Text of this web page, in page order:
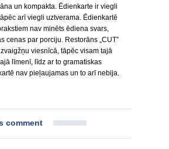
un kompakta. Ēdienkarte ir viegli
arī viegli uztverama. Ēdienkartē
nav minēts ēdiena svars,
cenas par porciju. Restorāns „CUT”
viesnīcā, tāpēc visam tajā
līmenī, līdz ar to gramatiskas
nav pieļaujamas un to arī nebija.
comment